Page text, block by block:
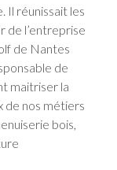
Il réunissait les
de l’entreprise
de Nantes
de
maitriser la
de nos métiers
bois,